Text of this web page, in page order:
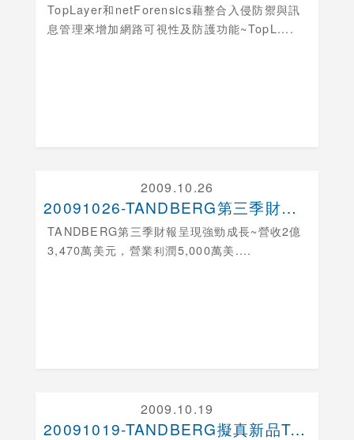
TopLayer和netForensics藉整合入侵防禦與訊
息管理來增加網路可視性及防護功能~TopL....
2009.10.26
20091026-TANDBERG第三季財報呈現強....
TANDBERG第三季財報呈現強勁成長~營收2億
3,470萬美元，營業利潤5,000萬美....
2009.10.19
20091019-TANDBERG擬真新品Tele....